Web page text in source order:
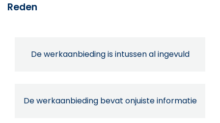
Reden
De werkaanbieding is intussen al ingevuld
De werkaanbieding bevat onjuiste informatie